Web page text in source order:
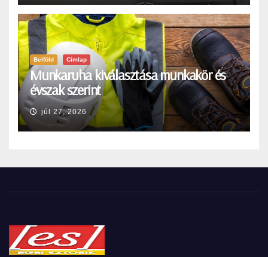
Belföld Címlap
Munkaruha kiválasztása munkakör és
évszak szerint
júl 27, 2026